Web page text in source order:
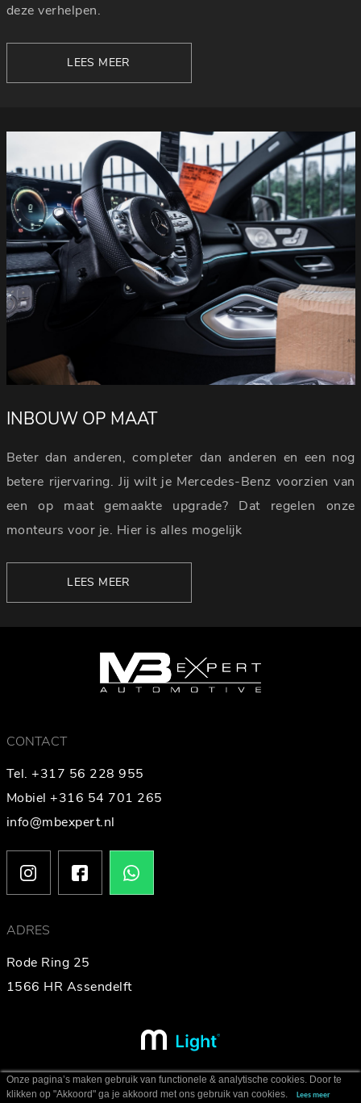
deze verhelpen.
LEES MEER
INBOUW OP MAAT
Beter dan anderen, completer dan anderen en een nog
betere rijervaring. Jij wilt je Mercedes-Benz voorzien van
een op maat gemaakte upgrade? Dat regelen onze
monteurs voor je. Hier is alles mogelijk
LEES MEER
CONTACT
Tel. +317 56 228 955
Mobiel +316 54 701 265
info@mbexpert.nl
ADRES
Rode Ring 25
1566 HR Assendelft
Onze pagina’s maken gebruik van functionele & analytische cookies. Door te
klikken op "Akkoord" ga je akkoord met ons gebruik van cookies.
Lees meer